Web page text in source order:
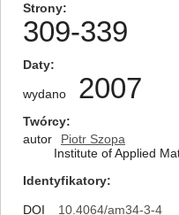
Strony
309-339
Daty
wydano 2007
Twórcy
autor
Piotr Szopa
Institute of Applied
Identyfikatory
DOI
10.4064/am34-3-4